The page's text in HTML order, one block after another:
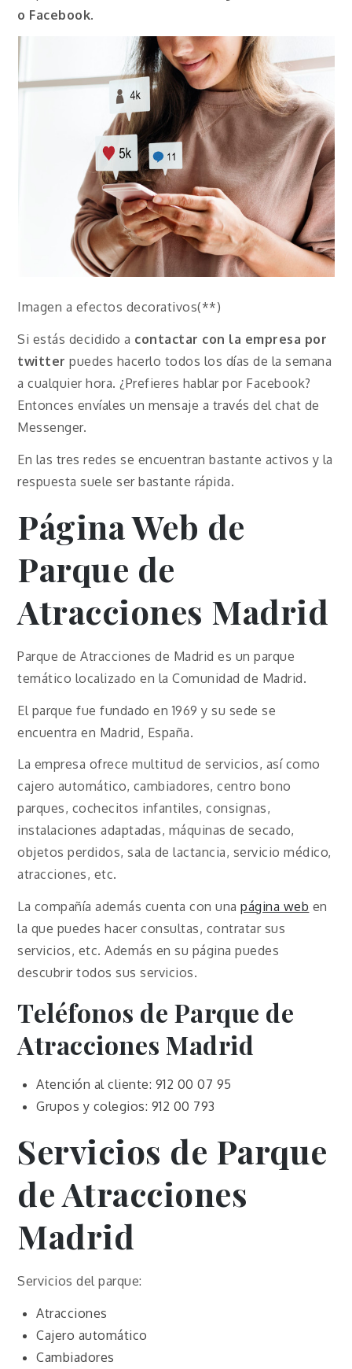
o Facebook.
Imagen a efectos decorativos(**)
Si estás decidido a contactar con la empresa por
twitter puedes hacerlo todos los días de la semana
a cualquier hora. ¿Prefieres hablar por Facebook?
Entonces envíales un mensaje a través del chat de
Messenger.
En las tres redes se encuentran bastante activos y la
respuesta suele ser bastante rápida.
Página Web de
Parque de
Atracciones Madrid
Parque de Atracciones de Madrid es un parque
temático localizado en la Comunidad de Madrid.
El parque fue fundado en 1969 y su sede se
encuentra en Madrid, España.
La empresa ofrece multitud de servicios, así como
cajero automático, cambiadores, centro bono
parques, cochecitos infantiles, consignas,
instalaciones adaptadas, máquinas de secado,
objetos perdidos, sala de lactancia, servicio médico,
atracciones, etc.
La compañía además cuenta con unapágina web en
la que puedes hacer consultas, contratar sus
servicios, etc. Además en su página puedes
descubrir todos sus servicios.
Teléfonos de Parque de
Atracciones Madrid
Atención al cliente: 912 00 07 95
Grupos y colegios: 912 00 793
Servicios de Parque
de Atracciones
Madrid
Servicios del parque:
Atracciones
Cajero automático
Cambiadores